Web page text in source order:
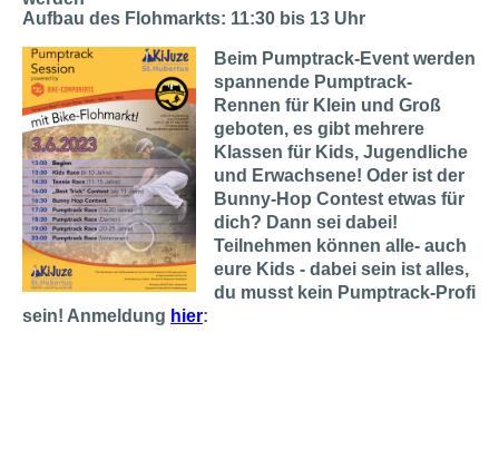
Aufbau des Flohmarkts: 11:30 bis 13 Uhr
Beim Pumptrack-Event werden
spannende Pumptrack-
Rennen für Klein und Groß
geboten, es gibt mehrere
Klassen für Kids, Jugendliche
und Erwachsene! Oder ist der
Bunny-Hop Contest etwas für
dich? Dann sei dabei!
Teilnehmen können alle- auch
eure Kids - dabei sein ist alles,
du musst kein Pumptrack-Profi
sein! Anmeldung hier: